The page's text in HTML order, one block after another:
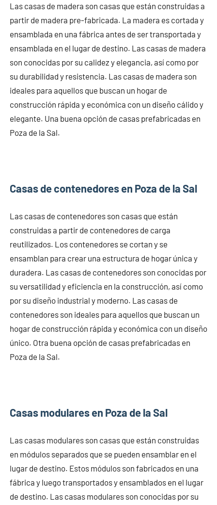
Las casas de madera son casas que están construidas a
partir de madera pre-fabricada. La madera es cortada y
ensamblada en una fábrica antes de ser transportada y
ensamblada en el lugar de destino. Las casas de madera
son conocidas por su calidez y elegancia, así como por
su durabilidad y resistencia. Las casas de madera son
ideales para aquellos que buscan un hogar de
construcción rápida y económica con un diseño cálido y
elegante. Una buena opción de casas prefabricadas en
Poza de la Sal.
Casas de contenedores en Poza de la Sal
Las casas de contenedores son casas que están
construidas a partir de contenedores de carga
reutilizados. Los contenedores se cortan y se
ensamblan para crear una estructura de hogar única y
duradera. Las casas de contenedores son conocidas por
su versatilidad y eficiencia en la construcción, así como
por su diseño industrial y moderno. Las casas de
contenedores son ideales para aquellos que buscan un
hogar de construcción rápida y económica con un diseño
único. Otra buena opción de casas prefabricadas en
Poza de la Sal.
Casas modulares en Poza de la Sal
Las casas modulares son casas que están construidas
en módulos separados que se pueden ensamblar en el
lugar de destino. Estos módulos son fabricados en una
fábrica y luego transportados y ensamblados en el lugar
de destino. Las casas modulares son conocidas por su